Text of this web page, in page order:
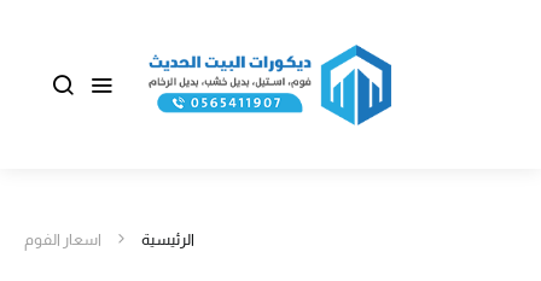
الرئيسية اسعار الفوم